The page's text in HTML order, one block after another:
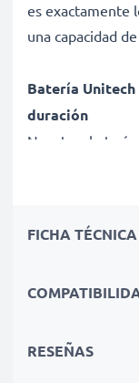
es exactamente
una capacidad
Batería Unitech
duración
Nuestras
barras ofrecen
los de tu batería
Calidad
2004, todas
FICHA TÉCNICA
RESEÑAS